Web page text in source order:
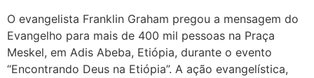
O evangelista Franklin Graham pregou a mensagem do
Evangelho para mais de 400 mil pessoas na Praça
Meskel, em Adis Abeba, Etiópia, durante o evento
“Encontrando Deus na Etiópia”. A ação evangelística,